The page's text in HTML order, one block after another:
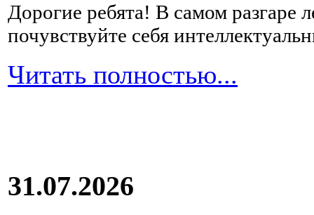
Дорогие ребята! В самом разгаре
почувствуйте себя
Читать полностью...
31.07.2026